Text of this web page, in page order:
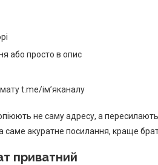
або просто в опис
t.me/ім’яканалу
не саму адресу, а
саме акуратне посилання, краще
приватний